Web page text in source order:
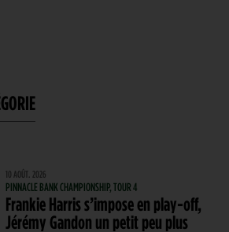
10 AOÛT. 2026
PINNACLE BANK CHAMPIONSHIP, TOUR 4
Frankie Harris s’impose en play-off,
Jérémy Gandon un petit peu plus